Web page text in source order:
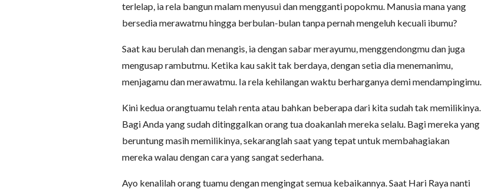
terlelap, ia rela bangun malam menyusui dan mengganti popokmu. Manusia mana yang
bersedia merawatmu hingga berbulan-bulan tanpa pernah mengeluh kecuali ibumu?
Saat kau berulah dan menangis, ia dengan sabar merayumu, menggendongmu dan juga
mengusap rambutmu. Ketika kau sakit tak berdaya, dengan setia dia menemanimu,
menjagamu dan merawatmu. Ia rela kehilangan waktu berharganya demi mendampingimu.
Kini kedua orangtuamu telah renta atau bahkan beberapa dari kita sudah tak memilikinya.
Bagi Anda yang sudah ditinggalkan orang tua doakanlah mereka selalu. Bagi mereka yang
beruntung masih memilikinya, sekaranglah saat yang tepat untuk membahagiakan
mereka walau dengan cara yang sangat sederhana.
Ayo kenalilah orang tuamu dengan mengingat semua kebaikannya. Saat Hari Raya nanti